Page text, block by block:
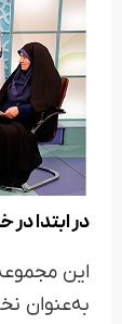
در ابتدا
به‌عنوان